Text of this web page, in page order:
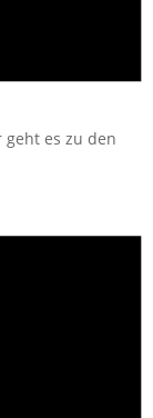
geht es zu den